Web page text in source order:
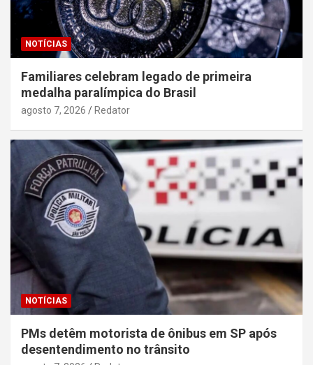
NOTÍCIAS
Familiares celebram legado de primeira
medalha paralímpica do Brasil
agosto 7, 2026 Redator
NOTÍCIAS
PMs detêm motorista de ônibus em SP após
desentendimento no trânsito